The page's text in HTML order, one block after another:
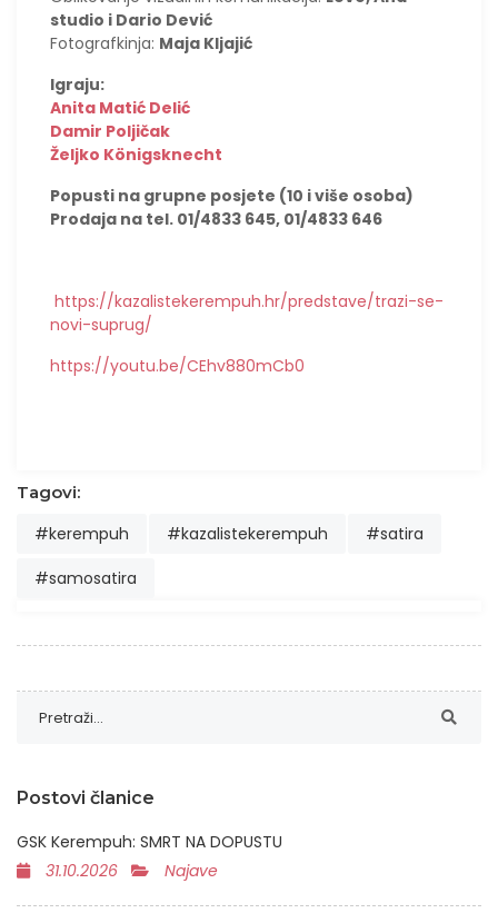
studio i Dario Dević
Fotografkinja: Maja Kljajić
Igraju:
Anita Matić Delić
Damir Poljičak
Željko Königsknecht
Popusti na grupne posjete (10 i više osoba)
Prodaja na tel. 01/4833 645, 01/4833 646
https://kazalistekerempuh.hr/predstave/trazi-se-
novi-suprug/
https://youtu.be/CEhv880mCb0
Tagovi:
#kerempuh #kazalistekerempuh
#satira
#samosatira
Postovi članice
GSK Kerempuh: SMRT NA DOPUSTU
31.10.2026
Najave